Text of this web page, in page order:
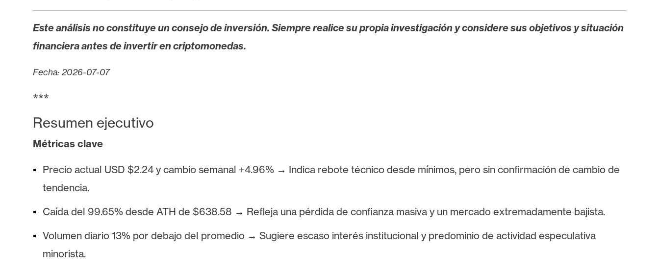
T
m
s
e
c
C
Este análisis no constituye un consejo de inversión. Siempre realice su propia investigación y considere sus objetivos y situación
financiera antes de invertir en criptomonedas.
Fecha: 2026-07-07
***
Resumen ejecutivo
Métricas clave
Precio actual USD $2.24 y cambio semanal +4.96% → Indica rebote técnico desde mínimos, pero sin confirmación de cambio de
tendencia.
Caída del 99.65% desde ATH de $638.58 → Refleja una pérdida de confianza masiva y un mercado extremadamente bajista.
Volumen diario 13% por debajo del promedio → Sugiere escaso interés institucional y predominio de actividad especulativa
minorista.